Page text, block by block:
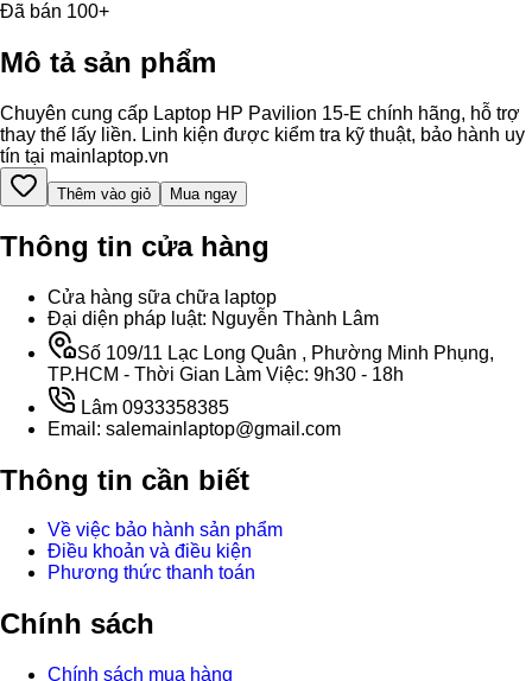
Đã bán 100+
Mô tả sản phẩm
Chuyên cung cấp Laptop HP Pavilion 15-E chính hãng, hỗ trợ
thay thế lấy liền. Linh kiện được kiểm tra kỹ thuật, bảo hành uy
tín tại mainlaptop.vn
Thêm vào giỏ Mua ngay
Thông tin cửa hàng
Cửa hàng sữa chữa laptop
Đại diện pháp luật: Nguyễn Thành Lâm
Số 109/11 Lạc Long Quân , Phường Minh Phụng,
TP.HCM - Thời Gian Làm Việc: 9h30 - 18h
Lâm 0933358385
Email: salemainlaptop@gmail.com
Thông tin cần biết
Về việc bảo hành sản phẩm
Điều khoản và điều kiện
Phương thức thanh toán
Chính sách
Chính sách mua hàng